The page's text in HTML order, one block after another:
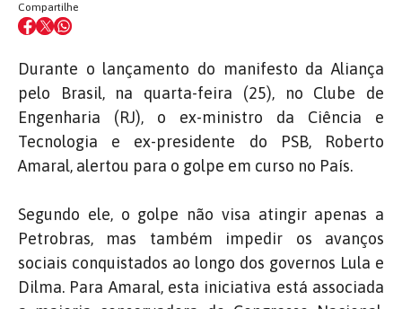
Compartilhe
Durante o lançamento do manifesto da Aliança
pelo Brasil, na quarta-feira (25), no Clube de
Engenharia (RJ), o ex-ministro da Ciência e
Tecnologia e ex-presidente do PSB, Roberto
Amaral, alertou para o golpe em curso no País.
Segundo ele, o golpe não visa atingir apenas a
Petrobras, mas também impedir os avanços
sociais conquistados ao longo dos governos Lula e
Dilma. Para Amaral, esta iniciativa está associada